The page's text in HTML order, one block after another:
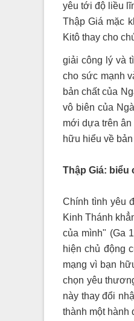
yêu tới độ liều
Thập Giá mặc
Kitô thay cho
giải công lý và
cho sức mạnh
bản chất của
vô biên của
mới dựa trên
hữu hiểu về
Thập Giá: biểu
Chính tình yêu
Kinh Thánh
của mình" (Ga
hiện chủ động
mạng vì bạn
chọn yêu
này thay đổi
thành một hành